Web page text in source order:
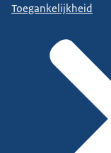
Toegankelijkheid